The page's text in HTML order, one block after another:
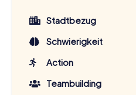
Stadtbezug
Schwierigkeit
Action
Teambuilding